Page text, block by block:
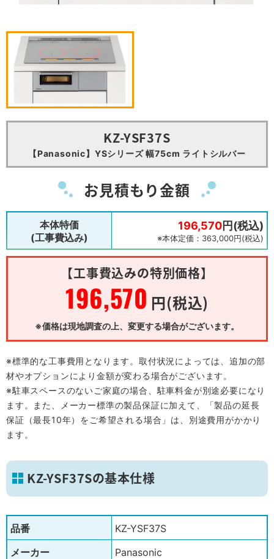
KZ-YSF37S
【Panasonic】YSシリーズ 幅75cm ライトシルバー
お見積もり金額
本体特価
(工事費込み)
196,570円(税込)
※本体定価：363,000円(税込)
【工事費込みの特別価格】
196,570 円(税込)
※価格は現地調査の上、変更する場合がございます。
※標準的な工事費用となります。取付状況によっては、追加の部
材やオプションにより金額が変わる場合がございます。
※駐車スペースのないご家庭の場合、駐車料金が別途必要になり
ます。また、メーカー標準の製品保証に加えて、「製品の延長
保証（最長10年）をご希望される場合」は、別途費用がかかり
ます。
KZ-YSF37Sの基本仕様
品番
KZ-YSF37S
メーカー
Panasonic